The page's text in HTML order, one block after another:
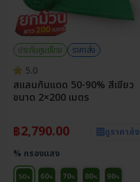
ประกันศูนย์ไทย
ราคาส่ง
5.0
สแลนกันแดด 50-90% สีเขียว
ขนาด 2×200 เมตร
฿2,790.00
ดูราคาส่ง
% กรองแสง